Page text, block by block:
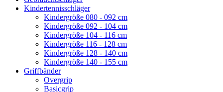
Kindertennisschläger
Kindergröße 080 - 092 cm
Kindergröße 092 - 104 cm
Kindergröße 104 - 116 cm
Kindergröße 116 - 128 cm
Kindergröße 128 - 140 cm
Kindergröße 140 - 155 cm
Griffbänder
Overgrip
Basicgrip